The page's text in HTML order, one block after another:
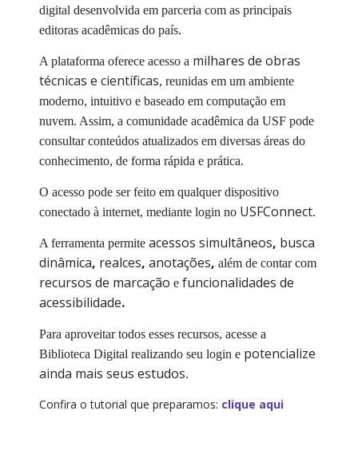
Diretrizes do SIBUSF
E-Books
Histórico
Obras Raras
Portal de Periódicos CAPES
Recursos Antiplágio
Repositórios
Sites Relacionados
digital desenvolvida em parceria com as principais
editoras acadêmicas do país.
A plataforma oferece acesso a milhares de obras
técnicas e científicas, reunidas em um ambiente
moderno, intuitivo e baseado em computação em
nuvem. Assim, a comunidade acadêmica da USF pode
consultar conteúdos atualizados em diversas áreas do
conhecimento, de forma rápida e prática.
O acesso pode ser feito em qualquer dispositivo
conectado à internet, mediante login no USFConnect.
A ferramenta permite acessos simultâneos, busca
dinâmica, realces, anotações, além de contar com
recursos de marcação e funcionalidades de
acessibilidade.
Para aproveitar todos esses recursos, acesse a
Biblioteca Digital realizando seu login e potencialize
ainda mais seus estudos.
Confira o tutorial que preparamos: clique aqui